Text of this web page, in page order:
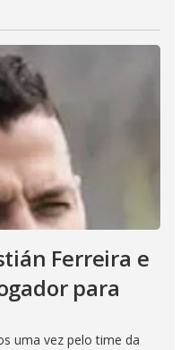
Ferreira e
para
uma vez pelo time da